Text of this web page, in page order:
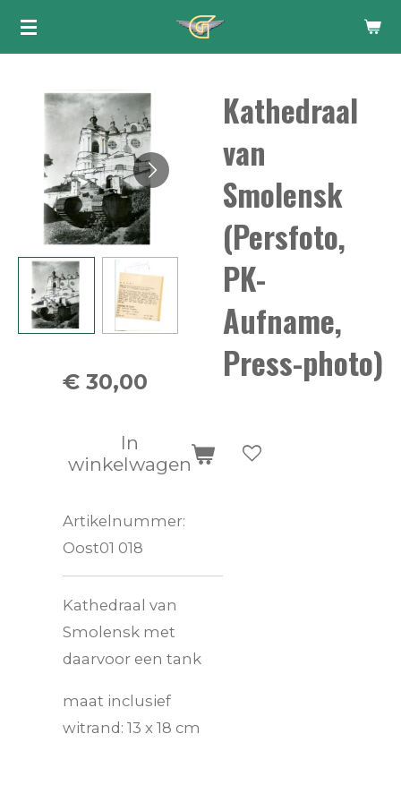
Ga
hoofdinhoud
Kathedraal
van
Smolensk
(Persfoto,
PK-
Aufname,
Press-photo)
€ 30,00
In
winkelwagen
Artikelnummer:
Oost01 018
Kathedraal van
Smolensk met
daarvoor een tank
maat inclusief
witrand: 13 x 18 cm